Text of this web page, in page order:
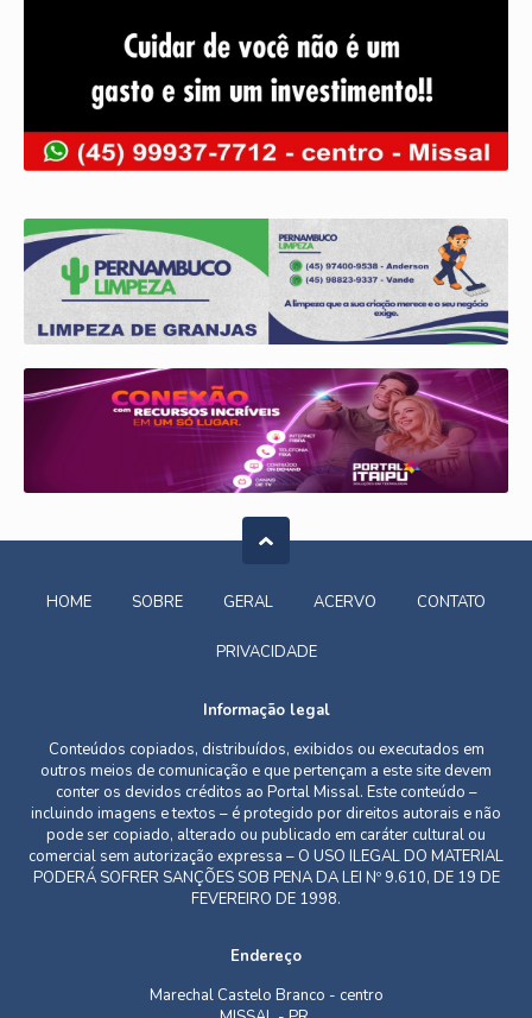
HOME SOBRE GERAL ACERVO CONTATO
PRIVACIDADE
Informação legal
Conteúdos copiados, distribuídos, exibidos ou executados em
outros meios de comunicação e que pertençam a este site devem
conter os devidos créditos ao Portal Missal. Este conteúdo –
incluindo imagens e textos – é protegido por direitos autorais e não
pode ser copiado, alterado ou publicado em caráter cultural ou
comercial sem autorização expressa – O USO ILEGAL DO MATERIAL
PODERÁ SOFRER SANÇÕES SOB PENA DA LEI Nº 9.610, DE 19 DE
FEVEREIRO DE 1998.
Endereço
Marechal Castelo Branco - centro